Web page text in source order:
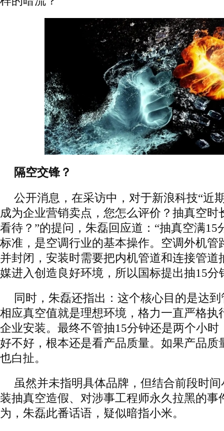
隔空交锋？
公开消息，在采访中，对于新浪科技“近
成为企业营销卖点，您怎么评价？抽真空时
看待？”的提问，朱磊回应道：“抽真空满15
标准，是空调行业的基本操作。空调外机管
并封闭，安装时需要把内机管道和连接管道
媒进入创造良好环境，所以国标提出抽15分
同时，朱磊还指出：这个核心目的是达
相应真空值就是理想环境，格力一直严格执
企业安装。最终不管抽15分钟还是两个小时
好不好，根本还是看产品质量。如果产品质
也白扯。
虽然并未指明具体品牌，但结合前段时
装抽真空造假、对涉事工程师永久拉黑的事
为，朱磊此番话语，疑似暗指小米。